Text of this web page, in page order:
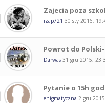
Zajecia poza
izap721 30 sty 2016,
Powrot do
Darwas 31 gru 2015,
Pytanie o 15h
enigmatyczna 2 gru